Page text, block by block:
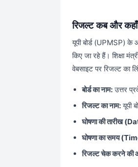
रिजल्ट कब और
यूपी बोर्ड (UPMSP) के
किए जा रहे हैं। शिक्षा
वेबसाइट पर रिजल्ट का
बोर्ड का नाम:उत्तर
रिजल्ट का नाम:यूपी
घोषणा की तारीख
घोषणा का समय
रिजल्ट चेक करने की